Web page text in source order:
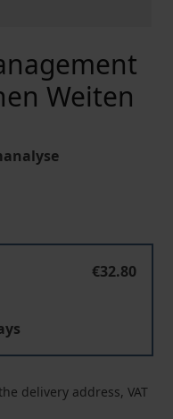
Weiten
€32.80
delivery address, VAT